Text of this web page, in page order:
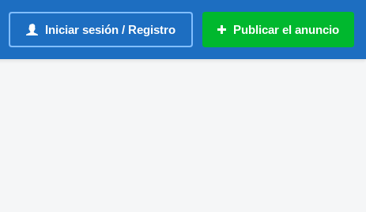
Iniciar sesión / Registro Publicar el anuncio